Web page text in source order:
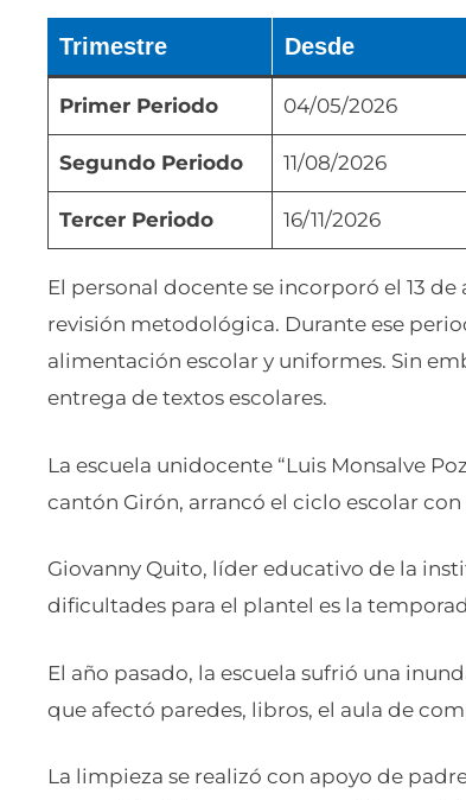
Trimestre Desde
Primer Periodo 04/05/2026
Segundo Periodo 11/08/2026
Tercer Periodo 16/11/2026
El personal docente se incorporó el 13
revisión metodológica. Durante ese
alimentación escolar y uniformes. Sin
entrega de textos escolares.
La escuela unidocente “Luis Monsalve
cantón Girón, arrancó el ciclo escolar
Giovanny Quito, líder educativo de la
dificultades para el plantel es la
El año pasado, la escuela sufrió una
que afectó paredes, libros, el aula de
La limpieza se realizó con apoyo de